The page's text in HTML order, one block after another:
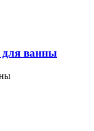
ванны